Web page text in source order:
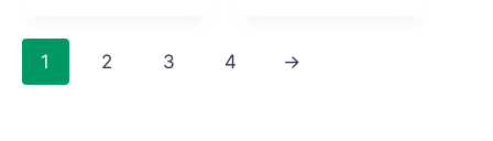
1 2 3 4 →